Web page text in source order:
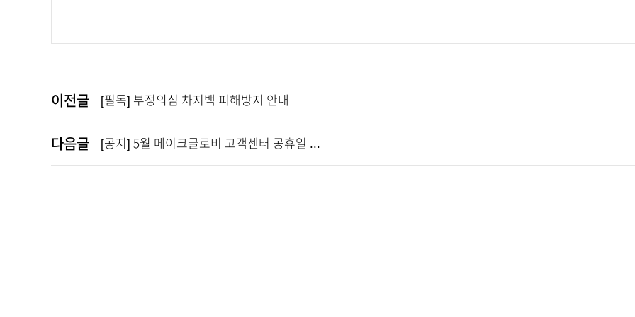
이전글 [필독] 부정의심 차지백 피해방지 안내
다음글 [공지] 5월 메이크글로비 고객센터 공휴일 ...